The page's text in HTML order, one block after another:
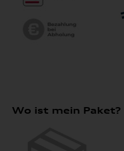
Wo ist mein Paket?